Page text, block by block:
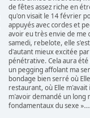
de fêtes assez riche en
qu'on visait le 14 février
appuyés avec cordes et
avoir eu très envie de me
samedi, rebelote, elle
d'autant mieux excitée
pénétrative. Cela aura
un pegging affolant ma
bondage bien serré où
restaurant, où Elle
m'avoir demandé un long
fondamentaux du sexe »...